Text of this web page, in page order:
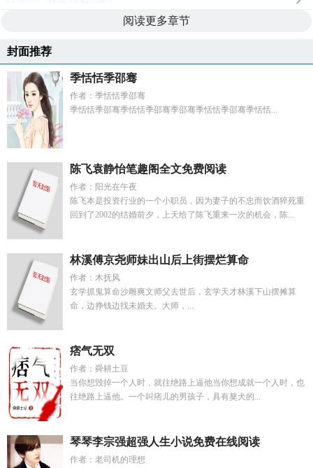
阅读更多章节
封面推荐
季恬恬季邵骞
作者：季恬恬季邵骞
季恬恬季邵骞季恬恬季邵骞季邵骞季恬恬季邵骞季恬恬...
陈飞袁静怡笔趣阁全文免费阅读
作者：阳光在午夜
陈飞本是投资行业的一个小职员，因为妻子的不忠而饮酒猝死重
回到了2002的结婚前夕，上天给了陈飞重来一次的机会，陈...
林溪傅京尧师妹出山后上街摆烂算命
作者：木抚风
玄学抓鬼算命沙雕爽文师父去世后，玄学天才林溪下山摆摊算
命，边挣钱边找未婚夫。大师，...
痞气无双
作者：舜耕土豆
当你想毁掉一个人时，就往绝路上逼他当你想成就一个人时，也
往绝路上逼他。一个叫痞儿的男孩子，具有獒犬的...
琴琴李宗强超强人生小说免费在线阅读
作者：老司机的理想